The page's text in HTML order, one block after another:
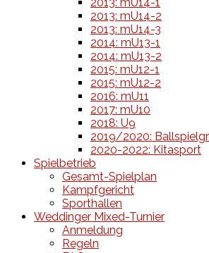
2013: mU14-2
2013: mU14-3
2014: mU13-1
2014: mU13-2
2015: mU12-1
2015: mU12-2
2016: mU11
2017: mU10
2018: U9
2019/2020:
2020-2022: Kitasport
Spielbetrieb
Gesamt-Spielplan
Kampfgericht
Sporthallen
Weddinger Mixed-Turnier
Anmeldung
Regeln